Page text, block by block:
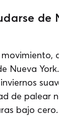
de
Nueva
de palear
bajo cero.